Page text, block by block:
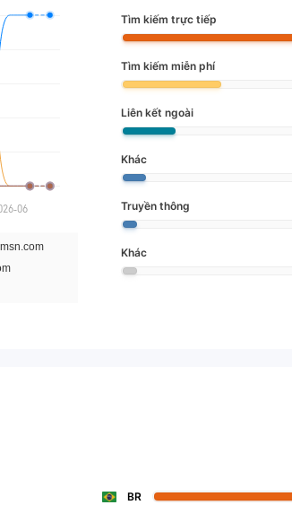
Tìm kiếm trực tiếp
Tìm kiếm miễn phí
Liên kết ngoài
Khác
Truyền thông
Khác
BR